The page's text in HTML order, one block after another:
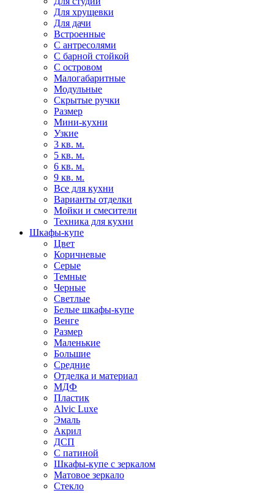
Для хрущевки
Для дачи
Встроенные
С антресолями
С барной стойкой
С островом
Малогабаритные
Модульные
Скрытые ручки
Размер
Мини-кухни
Узкие
3 кв. м.
5 кв. м.
6 кв. м.
9 кв. м.
Все для кухни
Варианты отделки
Мойки и смесители
Техника для кухни
Шкафы-купе
Цвет
Коричневые
Серые
Темные
Черные
Светлые
Белые шкафы-купе
Венге
Размер
Маленькие
Большие
Средние
Отделка и материал
МДФ
Пластик
Alvic Luxe
Эмаль
Акрил
ДСП
С патиной
Шкафы-купе с зеркалом
Матовое зеркало
Стекло